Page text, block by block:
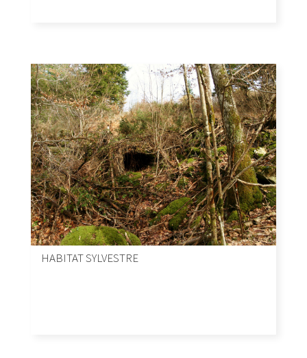
HABITAT SYLVESTRE